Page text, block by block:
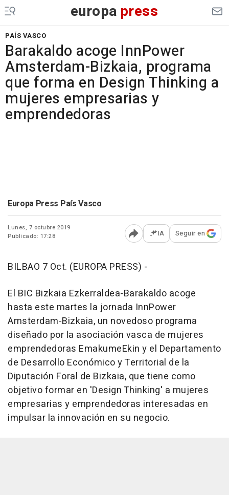
europa press
PAÍS VASCO
Barakaldo acoge InnPower
Amsterdam-Bizkaia, programa
que forma en Design Thinking a
mujeres empresarias y
emprendedoras
Europa Press País Vasco
Lunes, 7 octubre 2019
Publicado: 17:28
Abrir opciones para
IA Seguir en
BILBAO 7 Oct. (EUROPA PRESS) -
El BIC Bizkaia Ezkerraldea-Barakaldo acoge
hasta este martes la jornada InnPower
Amsterdam-Bizkaia, un novedoso programa
diseñado por la asociación vasca de mujeres
emprendedoras EmakumeEkin y el Departamento
de Desarrollo Económico y Territorial de la
Diputación Foral de Bizkaia, que tiene como
objetivo formar en 'Design Thinking' a mujeres
empresarias y emprendedoras interesadas en
impulsar la innovación en su negocio.